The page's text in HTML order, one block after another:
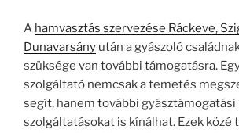
A hamvasztás szervezése Ráckeve,
Dunavarsány után a gyászoló
szüksége van további támogatásra.
szolgáltató nemcsak a temetés
segít, hanem további gyásztámogatási
szolgáltatásokat is kínálhat. Ezek közé